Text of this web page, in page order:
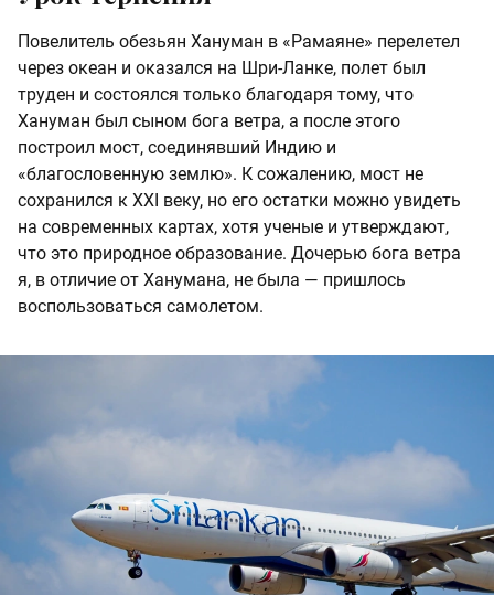
Повелитель обезьян Хануман в «Рамаяне» перелетел
через океан и оказался на Шри-Ланке, полет был
труден и состоялся только благодаря тому, что
Хануман был сыном бога ветра, а после этого
построил мост, соединявший Индию и
«благословенную землю». К сожалению, мост не
сохранился к XXI веку, но его остатки можно увидеть
на современных картах, хотя ученые и утверждают,
что это природное образование. Дочерью бога ветра
я, в отличие от Ханумана, не была — пришлось
воспользоваться самолетом.